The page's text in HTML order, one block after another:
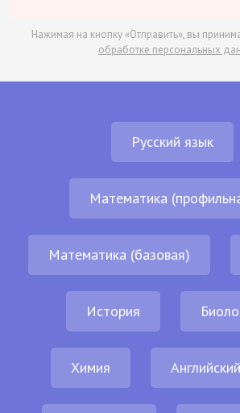
Нажимая на кнопку «Отправить», вы
обработке персональных
Русский язык
Математика
Математика (базовая)
История
Химия